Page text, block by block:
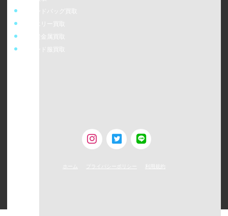
ブランドバッグ買取
ジュエリー買取
金・貴金属買取
ブランド服買取